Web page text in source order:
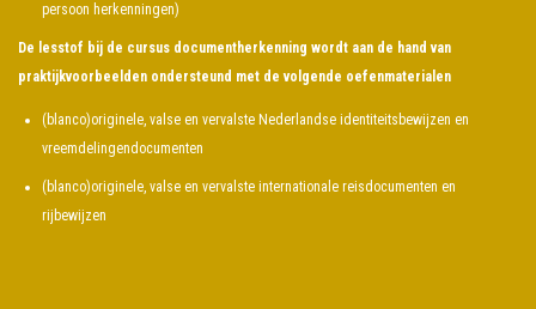
persoon herkenningen)
De lesstof bij de cursus documentherkenning wordt aan de hand van
praktijkvoorbeelden ondersteund met de volgende oefenmaterialen
(blanco)originele, valse en vervalste Nederlandse identiteitsbewijzen en
vreemdelingendocumenten
(blanco)originele, valse en vervalste internationale reisdocumenten en
rijbewijzen